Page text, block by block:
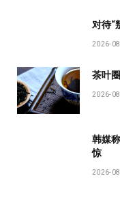
对待“
2026-
茶叶
2026-
韩媒
惊
2026-